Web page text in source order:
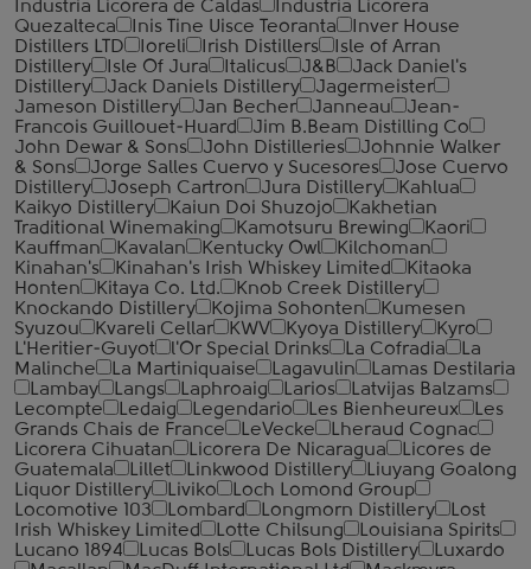
Industria Licorera de Caldas
Industria Licorera
Quezalteca
Inis Tine Uisce Teoranta
Inver House
Distillers LTD
Ioreli Irish Distillers
Isle of Arran
Distillery
Isle Of Jura Italicus J&B
Jack Daniel's
Distillery
Jack Daniels Distillery
Jagermeister
Jameson Distillery
Jan Becher Janneau
Jean-
Francois Guillouet-Huard
Jim B.Beam Distilling Co
John Dewar & Sons
John Distilleries
Johnnie Walker
& Sons
Jorge Salles Cuervo y Sucesores
Jose Cuervo
Distillery
Joseph Cartron Jura Distillery
Kahlua
Kaikyo Distillery
Kaiun Doi Shuzojo
Kakhetian
Traditional Winemaking
Kamotsuru Brewing
Kaori
Kauffman
Kavalan Kentucky Owl
Kilchoman
Kinahan's
Kinahan's Irish Whiskey Limited
Kitaoka
Honten
Kitaya Co. Ltd.
Knob Creek Distillery
Knockando Distillery
Kojima Sohonten
Kumesen
Syuzou
Kvareli Cellar KWV Kyoya Distillery
Kyro
L'Heritier-Guyot
l'Or Special Drinks La Cofradia
La
Malinche
La Martiniquaise Lagavulin
Lamas Destilaria
Lambay
Langs Laphroaig Larios
Latvijas Balzams
Lecompte
Ledaig Legendario Les Bienheureux
Les
Grands Chais de France
LeVecke
Lheraud Cognac
Licorera Cihuatan
Licorera De Nicaragua
Licores de
Guatemala
Lillet Linkwood Distillery
Liuyang Goalong
Liquor Distillery
Liviko
Loch Lomond Group
Locomotive 103
Lombard Longmorn Distillery
Lost
Irish Whiskey Limited
Lotte Chilsung
Louisiana Spirits
Lucano 1894
Lucas Bols Lucas Bols Distillery
Luxardo